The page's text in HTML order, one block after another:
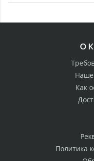
О
Наше
Как
Политика